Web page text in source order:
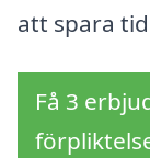
att spara
Få 3